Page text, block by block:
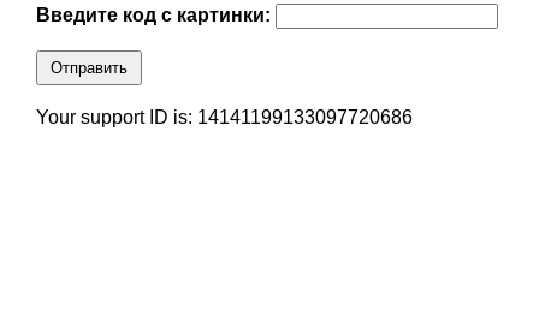
Введите код с картинки:
Отправить
Your support ID is: 14141199133097720686